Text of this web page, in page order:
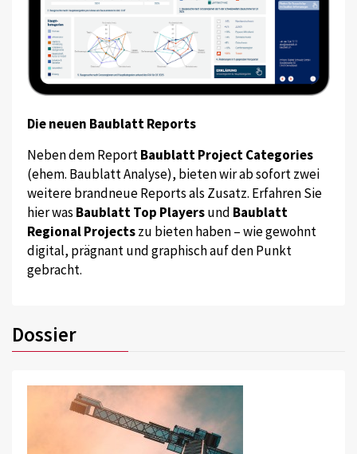
Die neuen Baublatt Reports
Neben dem ReportBaublatt Project Categories
(ehem. Baublatt Analyse), bieten wir ab sofort zwei
weitere brandneue Reports als Zusatz. Erfahren Sie
hier was Baublatt Top Playersund Baublatt
Regional Projectszu bieten haben – wie gewohnt
digital, prägnant und graphisch auf den Punkt
gebracht.
Dossier